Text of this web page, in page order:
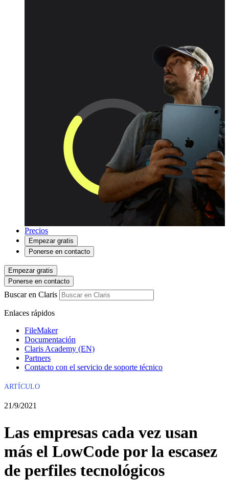
Precios
Empezar gratis
Ponerse en contacto
Empezar gratis
Ponerse en contacto
Buscar en Claris
Enlaces rápidos
FileMaker
Documentación
Claris Academy (EN)
Partners
Contacto con el servicio de soporte técnico
ARTÍCULO
21/9/2021
Las empresas cada vez usan
más el LowCode por la escasez
de perfiles tecnológicos